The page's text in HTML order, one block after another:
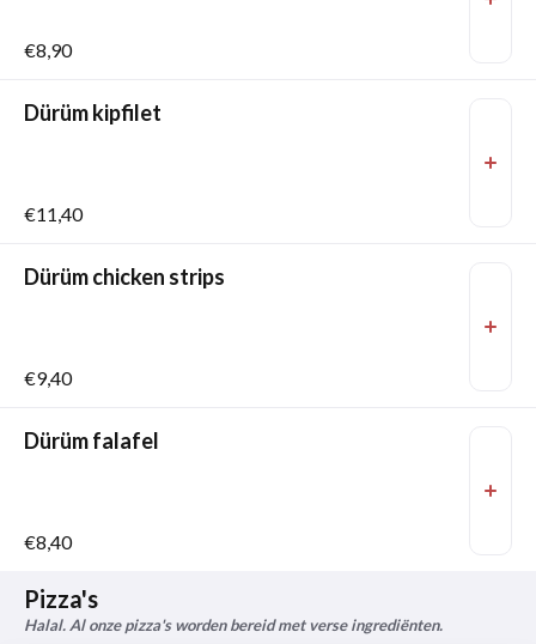
€8,90
Dürüm kipfilet
€11,40
Dürüm chicken strips
€9,40
Dürüm falafel
€8,40
Pizza's
Halal. Al onze pizza's worden bereid met verse ingrediënten.